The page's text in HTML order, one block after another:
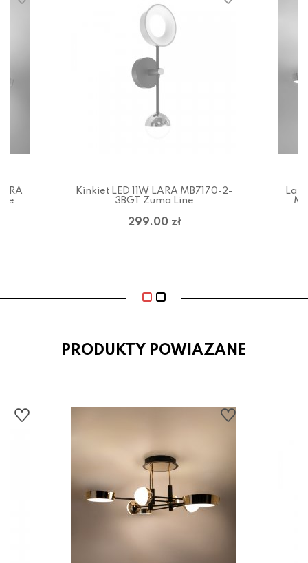
Kinkiet LED 11W LARA MB7170-2-
3BGT Zuma Line
299.00 zł
PRODUKTY POWIAZANE